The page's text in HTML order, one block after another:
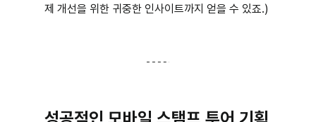
제 개선을 위한 귀중한 인사이트까지 얻을 수 있죠.)